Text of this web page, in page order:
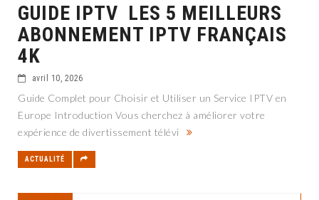
GUIDE IPTV LES 5 MEILLEURS
ABONNEMENT IPTV FRANÇAIS
4K
avril 10, 2026
Guide Complet pour Choisir et Utiliser un Service IPTV en
Europe Introduction Vous cherchez à améliorer votre
expérience de divertissement télévi
ACTUALITÉ